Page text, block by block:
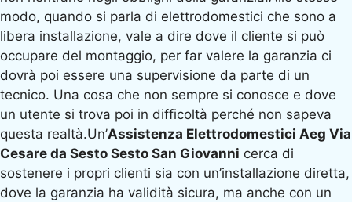
modo, quando si parla di elettrodomestici che sono a
libera installazione, vale a dire dove il cliente si può
occupare del montaggio, per far valere la garanzia ci
dovrà poi essere una supervisione da parte di un
tecnico. Una cosa che non sempre si conosce e dove
un utente si trova poi in difficoltà perché non sapeva
questa realtà.Un’Assistenza Elettrodomestici Aeg Via
Cesare da Sesto Sesto San Giovanni cerca di
sostenere i propri clienti sia con un’installazione diretta,
dove la garanzia ha validità sicura, ma anche con un